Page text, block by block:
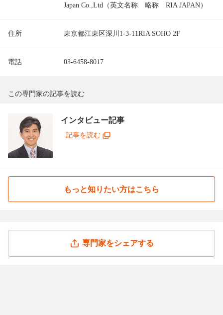
Japan Co.,Ltd（英文名称 略称 RIA JAPAN）
住所 東京都江東区深川1-3-11RIA SOHO 2F
電話 03-6458-8017
この専門家の記事を読む
インタビュー記事
記事を読む
もっと知りたい方はこちら
専門家をシェアする